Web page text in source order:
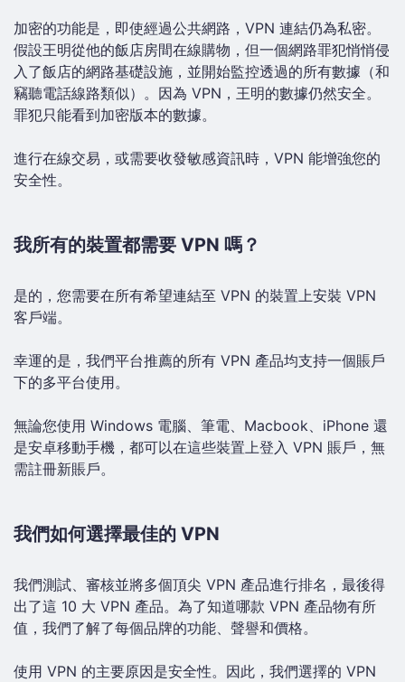
加密的功能是，即使經過公共網路，VPN 連結仍為私密。
假設王明從他的飯店房間在線購物，但一個網路罪犯悄悄侵
入了飯店的網路基礎設施，並開始監控透過的所有數據（和
竊聽電話線路類似）。因為 VPN，王明的數據仍然安全。
罪犯只能看到加密版本的數據。
進行在線交易，或需要收發敏感資訊時，VPN 能增強您的
安全性。
我所有的裝置都需要 VPN 嗎？
是的，您需要在所有希望連結至 VPN 的裝置上安裝 VPN
客戶端。
幸運的是，我們平台推薦的所有 VPN 產品均支持一個賬戶
下的多平台使用。
無論您使用 Windows 電腦、筆電、Macbook、iPhone 還
是安卓移動手機，都可以在這些裝置上登入 VPN 賬戶，無
需註冊新賬戶。
我們如何選擇最佳的 VPN
我們測試、審核並將多個頂尖 VPN 產品進行排名，最後得
出了這 10 大 VPN 產品。為了知道哪款 VPN 產品物有所
值，我們了解了每個品牌的功能、聲譽和價格。
使用 VPN 的主要原因是安全性。因此，我們選擇的 VPN